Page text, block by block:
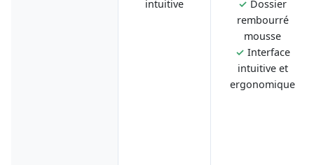
intuitive ✓ Dossier
rembourré
mousse
✓ Interface
intuitive et
ergonomique